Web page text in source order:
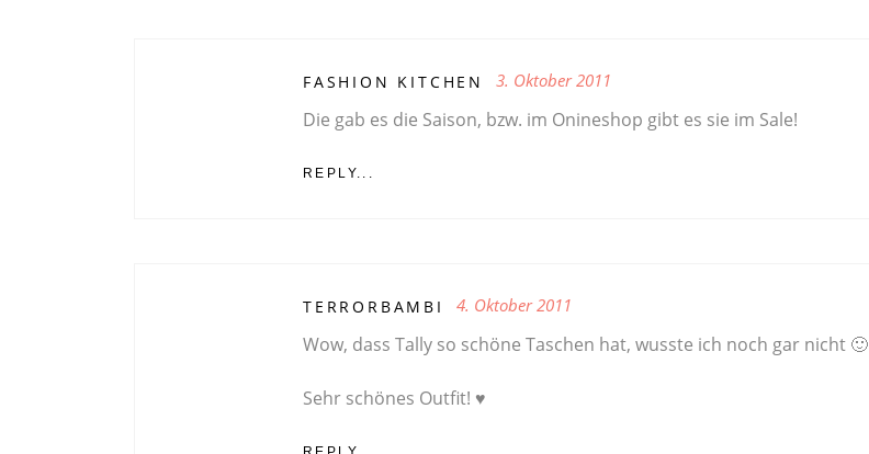
FASHION KITCHEN 3. Oktober 2011
Die gab es die Saison, bzw. im Onineshop gibt es sie im Sale!
REPLY...
TERRORBAMBI 4. Oktober 2011
Wow, dass Tally so schöne Taschen hat, wusste ich noch gar nicht 🙂
Sehr schönes Outfit! ♥